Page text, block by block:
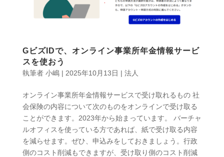
GビズIDで、オンライン事業所年金情報サービ
スを使おう
執筆者 小嶋| 2025年10月13日 | 法人
オンライン事業所年金情報サービスで受け取れるもの 社
会保険の内容について次のものをオンラインで受け取る
ことができます。2023年から始まっています。 バーチャ
ルオフィスを使っている方であれば、紙で受け取る内容
を減らせます。ぜひ、申込みをしておきましょう。行政
側のコスト削減もできますが、受け取り側のコスト削減